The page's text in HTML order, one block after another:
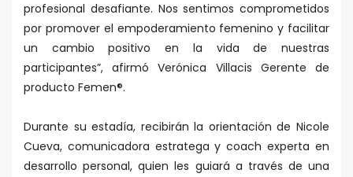
profesional desafiante. Nos sentimos comprometidos
por promover el empoderamiento femenino y facilitar
un cambio positivo en la vida de nuestras
participantes”, afirmó Verónica Villacis Gerente de
producto Femen®.
Durante su estadía, recibirán la orientación de Nicole
Cueva, comunicadora estratega y coach experta en
desarrollo personal, quien les guiará a través de una